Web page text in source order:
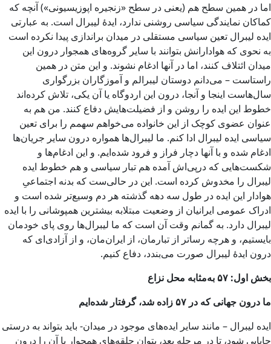
اما در همین سطح هم (یعنی در سطح «زنجیره اپوزیسیونی») آنچه که
کماکان نمایندگی سیاسی روشنی ندارد، ایدۀ لیبرال است. به عبارتی
ایده لیبرال تعین سیاسی مستقلی در میدان براندازی پیدا نکرده است
به نحوی که هوادارانش بتوانند با سایر گروه‌های همجوار درون این
میدان ائتلاف کنند، اما در آنها ادغام نشوند. و این متن در همین
راستاست – می‌دانم دوستان لیبرالم و آموزگاران بزرگواری
سال‌هاست اینجا و آنجا، درون این اردوگاه یا آن یکی، تلاش کرده‌اند
خطوط این ایده را روشن و از فضیلت‌هایش دفاع کنند. من هم به
عنوان عضوی کوچک از این خانواده می‌خواهم سهمم را برای تعین
سیاسی ایده لیبرال ادا کنم. ما لیبرال‌ها همواره درون سایر جریان‌ها
ادغام شده و با آنها دچار فراز و فرود شده‌ایم. و این ادغام‌ها و
شکست‌هایی که درپی‌اش آمده هم تبار سیاسی و هم خطوط ایده
لیبرال را مخدوش کرده است. این در حالی‌ست که بدنه اجتماعیِ
هوادار این ایده در طول سه دهه گذشته هر دم وسیع‌تر شده است و
ادراک عمومی ایرانیان از وضعیت مبتلابه بیشترین همپوشانی را با ایده
لیبرال دارد. به گمانم وقت آن است که ما لیبرال‌ها روی پای خودمان
بایستیم، و هرچه رساتر از تبارمان، از ایران‌مان، و از آزادی‌ای که
درون ایدۀ لیبرال صورت می‌بندد، دفاع کنیم.
بخش اول: ۵۷ به‌مثابه محل نزاع
ما درون جهانی که در ۵۷ زاده شد، گرفتار شده‌ایم
ایده لیبرال – مانند سایر ایده‌های موجود در میدان- باید بتواند به درستی
جایابی شود، تا در مرحله بعد، بتوان حلقه‌های همجوار با آن را درون